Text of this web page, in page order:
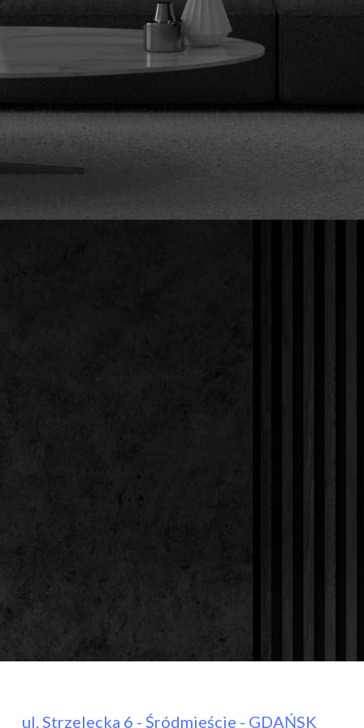
ul. Strzelecka 6 - Śródmieście - GDAŃSK